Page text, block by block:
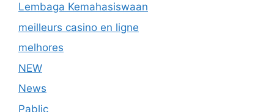
Lembaga Kemahasiswaan
meilleurs casino en ligne
melhores
NEW
News
Pablic